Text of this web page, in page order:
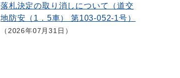
落札決定の取り消しについて（道交
地防安（1．5車） 第103-052-1号）
2026年07月31日